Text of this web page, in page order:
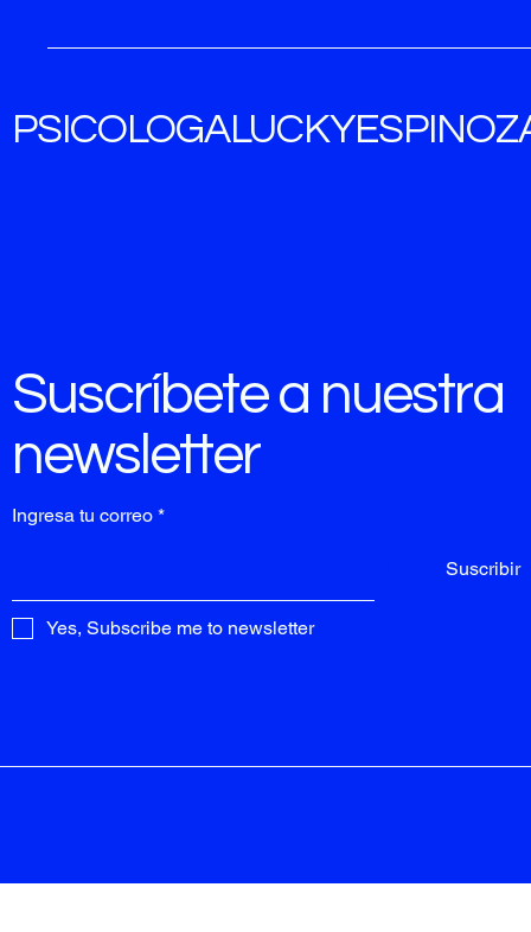
Suscríbete a nuestra
newsletter
Ingresa tu correo
Suscribir
Yes, Subscribe me to newsletter